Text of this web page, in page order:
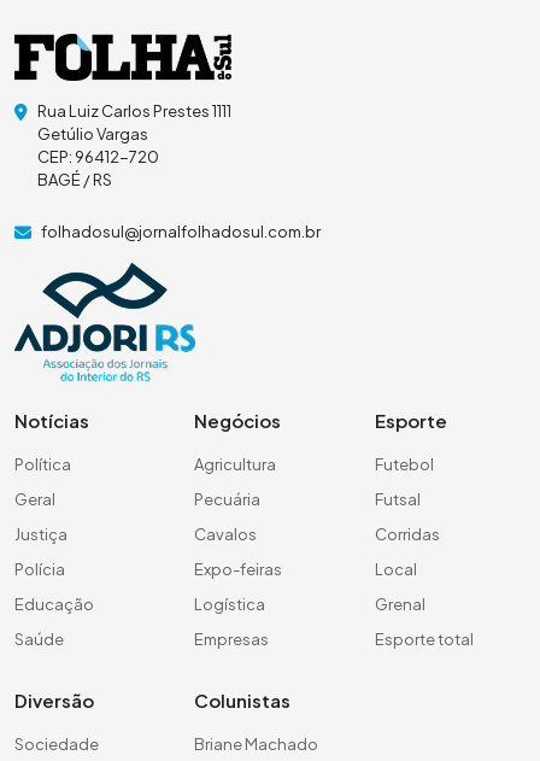
Rua Luiz Carlos Prestes 1111
Getúlio Vargas
CEP: 96412-720
BAGÉ / RS
folhadosul@jornalfolhadosul.com.br
Notícias
Política
Geral
Justiça
Polícia
Educação
Saúde
Negócios
Agricultura
Pecuária
Cavalos
Expo-feiras
Logística
Empresas
Esporte
Futebol
Futsal
Corridas
Local
Grenal
Esporte total
Diversão
Sociedade
Colunistas
Briane Machado